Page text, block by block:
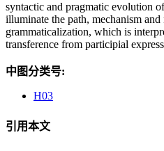
syntactic and pragmatic evolution
illuminate the path, mechanism
grammaticalization, which is
transference from participial
中图分类号:
H03
引用本文